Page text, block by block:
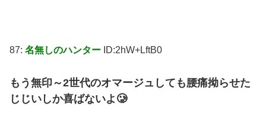
87: 名無しのハンター ID:2hW+LftB0
もう無印～2世代のオマージュしても腰痛拗らせた
じじいしか喜ばないよ🥲